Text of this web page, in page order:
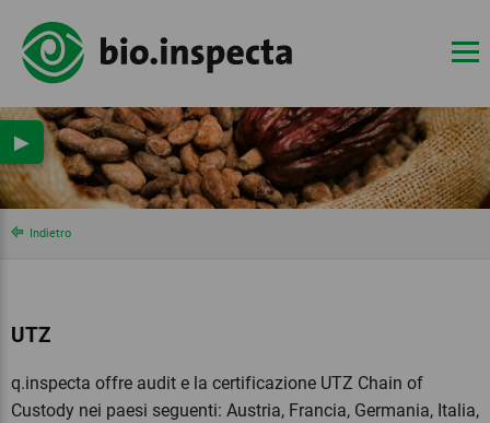
Indietro
UTZ
q.inspecta offre audit e la certificazione UTZ Chain of
Custody nei paesi seguenti: Austria, Francia, Germania, Italia,
▶